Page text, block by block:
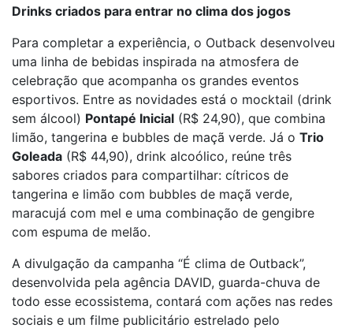
Drinks criados para entrar no clima dos jogos
Para completar a experiência, o Outback desenvolveu
uma linha de bebidas inspirada na atmosfera de
celebração que acompanha os grandes eventos
esportivos. Entre as novidades está o mocktail (drink
sem álcool) Pontapé Inicial (R$ 24,90), que combina
limão, tangerina e bubbles de maçã verde. Já o Trio
Goleada (R$ 44,90), drink alcoólico, reúne três
sabores criados para compartilhar: cítricos de
tangerina e limão com bubbles de maçã verde,
maracujá com mel e uma combinação de gengibre
com espuma de melão.
A divulgação da campanha “É clima de Outback”,
desenvolvida pela agência DAVID, guarda-chuva de
todo esse ecossistema, contará com ações nas redes
sociais e um filme publicitário estrelado pelo